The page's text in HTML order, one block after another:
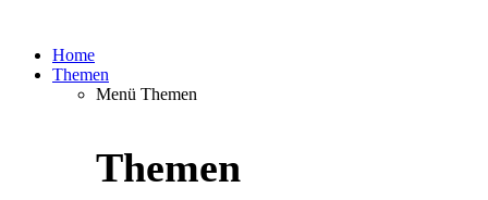
Home
Themen
Menü Themen
Themen